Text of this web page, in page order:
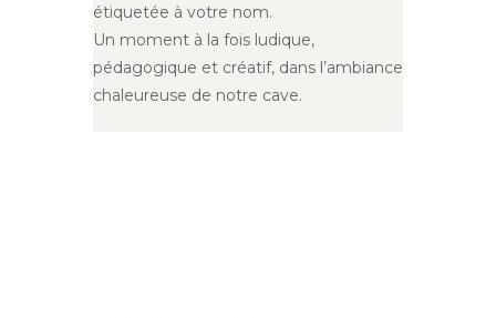
étiquetée à votre nom.
Un moment à la fois ludique,
pédagogique et créatif, dans l’ambiance
chaleureuse de notre cave.